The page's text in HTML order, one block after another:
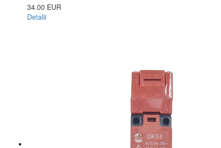
34.00 EUR
Detalii